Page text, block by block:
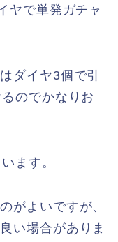
ヤで単発ガチャ
ダイヤ3個で引
のでかなりお
ます。
がよいですが、
い場合がありま